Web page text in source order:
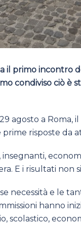
il primo incontro
condiviso ciò è
agosto a
risposte da
E i risultati
necessità e le
hanno
scolastico,